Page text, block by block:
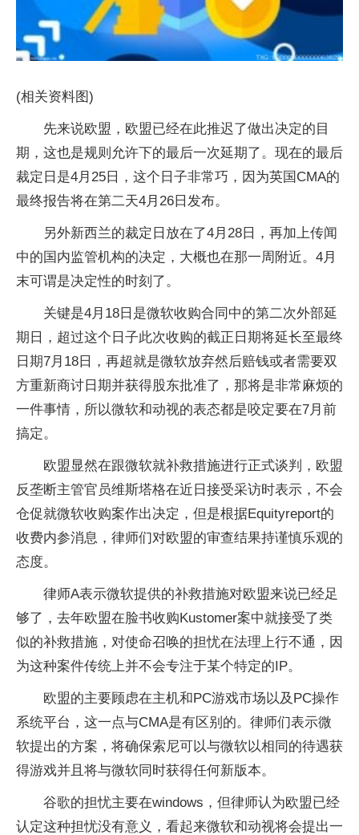
(相关资料图)
先来说欧盟，欧盟已经在此推迟了做出决定的目
期，这也是规则允许下的最后一次延期了。现在的最后
裁定日是4月 25 日，这个日子非常巧，因为英国 CMA的
最终报告将在第二天4月 26 日发布。
另外新西兰的裁定日放在了4月 28 日，再加上传闻
中的国内监管机构的决定，大概也在那一周附近。 4月
末可谓是决定性的时刻了。
关键是4月 18 日是微软收购合同中的第二次外部延
期日，超过这个日子此次收购的截正日期将延长至最终
日期7月 18 日，再超就是微软放弃然后赔钱或者需要双
方重新商讨日期并获得股东批准了，那将是非常麻烦的
一件事情，所以微软和动视的表态都是咬定要在7月前
搞定。
欧盟显然在跟微软就补救措施进行正式谈判，欧盟
反垄断主管官员维斯塔格在近日接受采访时表示，不会
仓促就微软收购案作出决定，但是根据Equityreport的
收费内参消息，律师们对欧盟的审查结果持谨慎乐观的
态度。
律师A表示微软提供的补救措施对欧盟来说已经足
够了，去年欧盟在脸书收购Kustomer案中就接受了类
似的补救措施，对使命召唤的担忧在法理上行不通，因
为这种案件传统上并不会专注于某个特定的IP。
欧盟的主要顾虑在主机和PC游戏市场以及 PC操作
系统平台，这一点与CMA是有区别的。律师们表示微
软提出的方案，将确保索尼可以与微软以相同的待遇获
得游戏并且将与微软同时获得任何新版本。
谷歌的担忧主要在windows ，但律师认为欧盟已经
认定这种担忧没有意义，看起来微软和动视将会提出一